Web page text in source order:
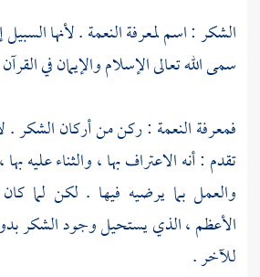
الشكر : اسم لمعرفة النعمة . لأنها السبيل
سمى الله تعالى الإسلام والإيمان في
فمعرفة النعمة : ركن من أركان الشكر .
تقدم : أنه الاعتراف بها ، والثناء عليه
والعمل بما يرضيه فيها . لكن لما
الأعظم ، الذي يستحيل وجود الشكر
للآخر .